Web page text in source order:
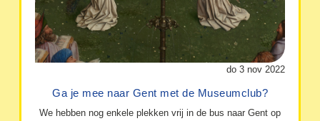
do 3 nov 2022
Ga je mee naar Gent met de Museumclub?
We hebben nog enkele plekken vrij in de bus naar Gent op